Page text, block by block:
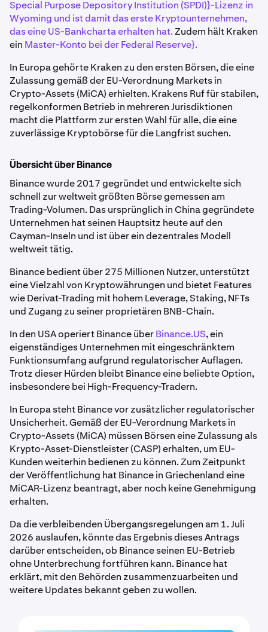
Special Purpose Depository Institution (SPDI)}-Lizenz in
Wyoming und ist damit das erste Kryptounternehmen,
das eine US-Bankcharta erhalten hat.Zudem hält Kraken
ein Master-Konto bei der Federal Reserve}.
In Europa gehörte Kraken zu den ersten Börsen, die eine
Zulassung gemäß der EU-Verordnung Markets in
Crypto-Assets (MiCA) erhielten. Krakens Ruf für stabilen,
regelkonformen Betrieb in mehreren Jurisdiktionen
macht die Plattform zur ersten Wahl für alle, die eine
zuverlässige Kryptobörse für die Langfrist suchen.
Übersicht über Binance
Binance wurde 2017 gegründet und entwickelte sich
schnell zur weltweit größten Börse gemessen am
Trading-Volumen. Das ursprünglich in China gegründete
Unternehmen hat seinen Hauptsitz heute auf den
Cayman-Inseln und ist über ein dezentrales Modell
weltweit tätig.
Binance bedient über 275 Millionen Nutzer, unterstützt
eine Vielzahl von Kryptowährungen und bietet Features
wie Derivat-Trading mit hohem Leverage, Staking, NFTs
und Zugang zu seiner proprietären BNB-Chain.
In den USA operiert Binance überBinance.US, ein
eigenständiges Unternehmen mit eingeschränktem
Funktionsumfang aufgrund regulatorischer Auflagen.
Trotz dieser Hürden bleibt Binance eine beliebte Option,
insbesondere bei High-Frequency-Tradern.
In Europa steht Binance vor zusätzlicher regulatorischer
Unsicherheit. Gemäß der EU-Verordnung Markets in
Crypto-Assets (MiCA) müssen Börsen eine Zulassung als
Krypto-Asset-Dienstleister (CASP) erhalten, um EU-
Kunden weiterhin bedienen zu können. Zum Zeitpunkt
der Veröffentlichung hat Binance in Griechenland eine
MiCAR-Lizenz beantragt, aber noch keine Genehmigung
erhalten.
Da die verbleibenden Übergangsregelungen am 1. Juli
2026 auslaufen, könnte das Ergebnis dieses Antrags
darüber entscheiden, ob Binance seinen EU-Betrieb
ohne Unterbrechung fortführen kann. Binance hat
erklärt, mit den Behörden zusammenzuarbeiten und
weitere Updates bekannt geben zu wollen.